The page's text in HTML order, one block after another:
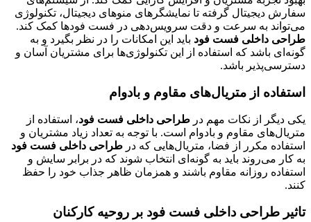
سفارش دیجیتال گرفته تا نمایشگرهای منوهای دیجیتال، تکنولوژی
می‌تواند به سرعت و دقت سرویس‌دهی در فست فودها کمک کند.
طراحی داخلی فست فود باید این امکانات را در نظر بگیرد و به
گونه‌ای باشد که استفاده از این تکنولوژی‌ها برای مشتریان آسان و
دسترسی‌پذیر باشد.
استفاده از متریال‌های مقاوم و بادوام
یکی دیگر از نکات مهم در طراحی داخلی فست فود، استفاده از
متریال‌های مقاوم و بادوام است. با توجه به تعداد زیاد مشتریان و
استفاده مکرر از فضا، متریال‌هایی که در طراحی داخلی فست فود
به کار می‌روند باید به گونه‌ای انتخاب شوند که در برابر سایش و
استفاده روزانه مقاوم باشند و همزمان ظاهر جذاب خود را حفظ
کنند.
تاثیر طراحی داخلی فست فود بر روحیه کارکنان